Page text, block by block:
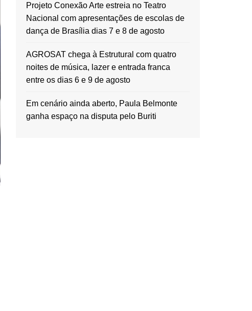
Projeto Conexão Arte estreia no Teatro
Nacional com apresentações de escolas de
dança de Brasília dias 7 e 8 de agosto
AGROSAT chega à Estrutural com quatro
noites de música, lazer e entrada franca
entre os dias 6 e 9 de agosto
Em cenário ainda aberto, Paula Belmonte
ganha espaço na disputa pelo Buriti